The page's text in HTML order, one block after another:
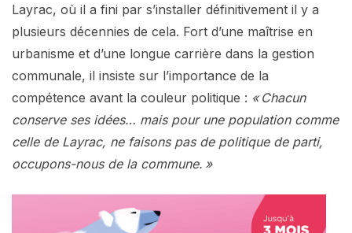
Layrac, où il a fini par s’installer définitivement il y a
plusieurs décennies de cela. Fort d’une maîtrise en
urbanisme et d’une longue carrière dans la gestion
communale, il insiste sur l’importance de la
compétence avant la couleur politique : « Chacun
conserve ses idées… mais pour une population comme
celle de Layrac, ne faisons pas de politique de parti,
occupons-nous de la commune. »